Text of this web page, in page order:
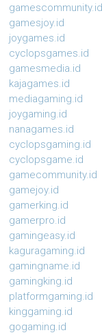
gamescommunity.id
gamesjoy.id
joygames.id
cyclopsgames.id
gamesmedia.id
kajagames.id
mediagaming.id
joygaming.id
nanagames.id
cyclopsgaming.id
cyclopsgame.id
gamecommunity.id
gamejoy.id
gamerking.id
gamerpro.id
gamingeasy.id
kaguragaming.id
gamingname.id
gamingking.id
platformgaming.id
kinggaming.id
gogaming.id